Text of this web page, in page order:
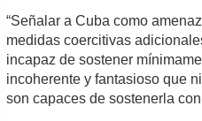
“Señalar a Cuba como
medidas coercitivas
incapaz de sostener
incoherente y fantasioso que
son capaces de sostenerla